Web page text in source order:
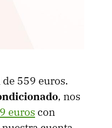
559 euros.
, nos
euros con